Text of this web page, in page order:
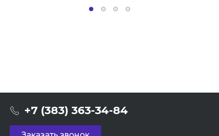
+7 (383) 363-34-84